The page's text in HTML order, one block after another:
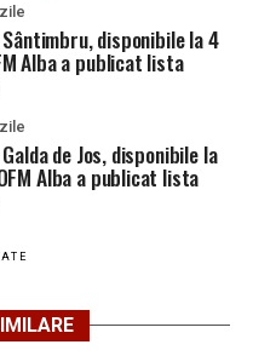
disponibile la 4
Alba a publicat lista
de Jos, disponibile la
Alba a publicat lista